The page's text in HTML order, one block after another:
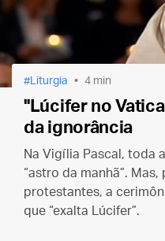
Liturgia 4 min
"Lúcifer no
da ignorância
Na Vigília Pascal, toda
“astro da manhã”.
protestantes, a
que “exalta Lúcifer”.